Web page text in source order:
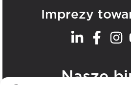
Imprezy
Nasze